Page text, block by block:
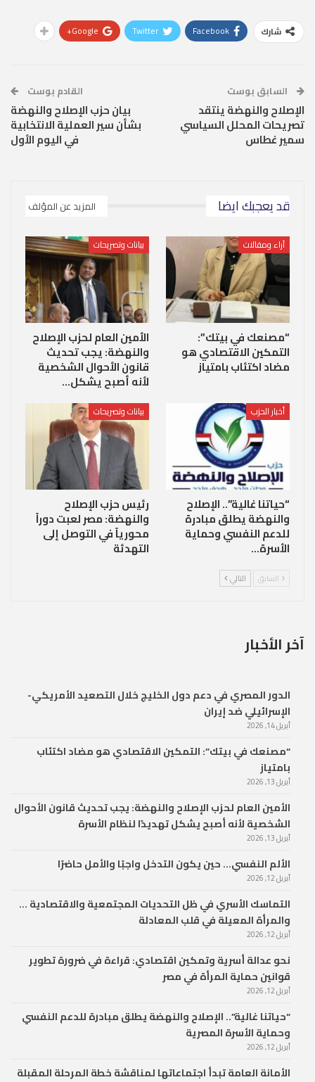
شارك Facebook
Twitter
Google+
السابق بوست
الإصلاح والنهضة ينتقد
تصريحات المحلل السياسي
سمير غطاس
القادم بوست
بيان حزب الإصلاح والنهضة
بشأن سير العملية الانتخابية
في اليوم الأول
قد يعجبك ايضا المزيد عن المؤلف
آراء ومقالات
“مصنعك في بيتك”:
التمكين الاقتصادي هو
مضاد اكتئاب بامتياز
بيانات وتصريحات
الأمين العام لحزب الإصلاح
والنهضة: يجب تحديث
قانون الأحوال الشخصية
لأنه أصبح يشكل…
أخبار الحزب
“حياتنا غالية”.. الإصلاح
والنهضة يطلق مبادرة
للدعم النفسي وحماية
الأسرة…
بيانات وتصريحات
رئيس حزب الإصلاح
والنهضة: مصر لعبت دوراً
محورياً في التوصل إلى
التهدئة
السابق التالي
آخر الأخبار
الدور المصري في دعم دول الخليج خلال التصعيد الأمريكي-
الإسرائيلي ضد إيران
أبريل 14, 2026
“مصنعك في بيتك”: التمكين الاقتصادي هو مضاد اكتئاب
بامتياز
أبريل 13, 2026
الأمين العام لحزب الإصلاح والنهضة: يجب تحديث قانون الأحوال
الشخصية لأنه أصبح يشكل تهديدًا لنظام الأسرة
أبريل 13, 2026
الألم النفسي… حين يكون التدخل واجبًا والأمل حاضرًا
أبريل 12, 2026
التماسك الأسري في ظل التحديات المجتمعية والاقتصادية …
والمرأة المعيلة في قلب المعادلة
أبريل 12, 2026
نحو عدالة أسرية وتمكين اقتصادي: قراءة في ضرورة تطوير
قوانين حماية المرأة في مصر
أبريل 12, 2026
“حياتنا غالية”.. الإصلاح والنهضة يطلق مبادرة للدعم النفسي
وحماية الأسرة المصرية
أبريل 12, 2026
الأمانة العامة تبدأ اجتماعاتها لمناقشة خطة المرحلة المقبلة